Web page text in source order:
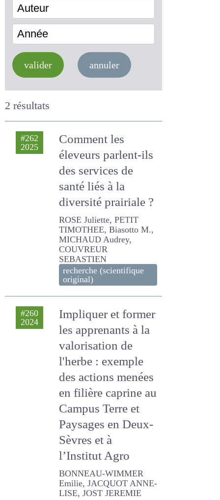
Auteur
valider annuler
2 résultats
#262
Comment les
éleveurs parlent-ils
des services de
santé liés à la
diversité prairiale ?
ROSE Juliette, PETIT
TIMOTHEE, Biasotto M.,
MICHAUD Audrey,
COUVREUR SEBASTIEN
recherche (scientifique
original)
#260
2024
Impliquer et
former les
apprenants à la
valorisation de
l'herbe : exemple
des actions
menées en filière
caprine au
Campus Terre et
Paysages en Deux-
Sèvres et à
l’Institut Agro